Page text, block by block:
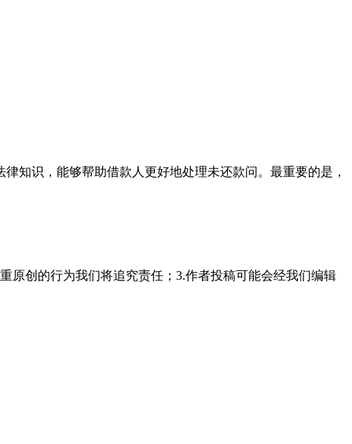
知识，能够帮助借款人更好地处理未还款问。最重要的是，
原创的行为我们将追究责任；3.作者投稿可能会经我们编辑